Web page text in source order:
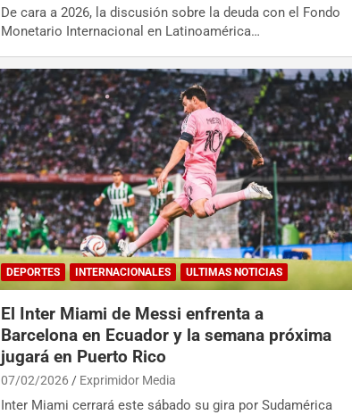
De cara a 2026, la discusión sobre la deuda con el Fondo
Monetario Internacional en Latinoamérica…
DEPORTES INTERNACIONALES ULTIMAS NOTICIAS
El Inter Miami de Messi enfrenta a
Barcelona en Ecuador y la semana próxima
jugará en Puerto Rico
07/02/2026 Exprimidor Media
Inter Miami cerrará este sábado su gira por Sudamérica